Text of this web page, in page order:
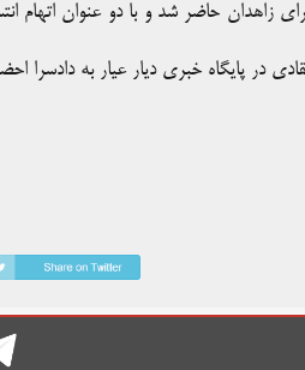
در دادسرای زاهدان حاضر شد و با دو عنوان
در پایگاه خبری دیار عیار به دادسرا